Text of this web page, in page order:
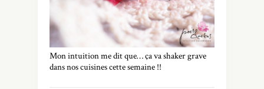
Mon intuition me dit que… ça va shaker grave
dans nos cuisines cette semaine !!